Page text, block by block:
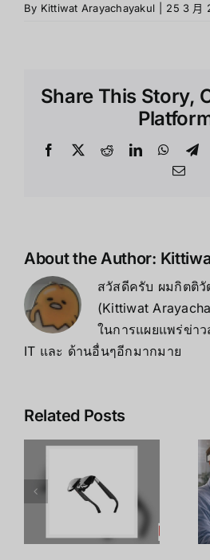
By Kittiwat Arayachayakul 25 3 月
Share This Story,
Facebook
X RedditLinkedIn
Email
About the Author:
สวัสดีครับ ผมกิตติ
(Kittiwat
ในการแผยแพร่ข่าว
IT และ ด้านอื่นๆอีกมากมาย
Related Posts
Metaverse:
โอกาสทองที่
คุณเตรียมตัว